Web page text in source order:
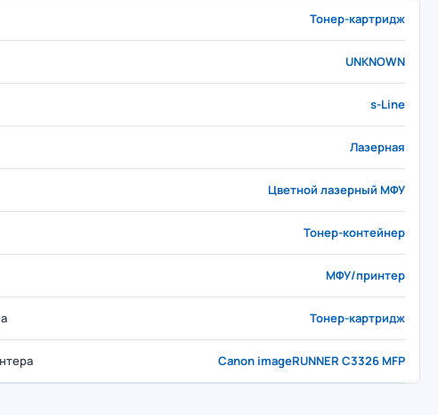
Тонер-картридж
UNKNOWN
s-Line
Лазерная
Цветной лазерный МФУ
Тонер-контейнер
МФУ/принтер
Тонер-картридж
Canon imageRUNNER C3326 MFP